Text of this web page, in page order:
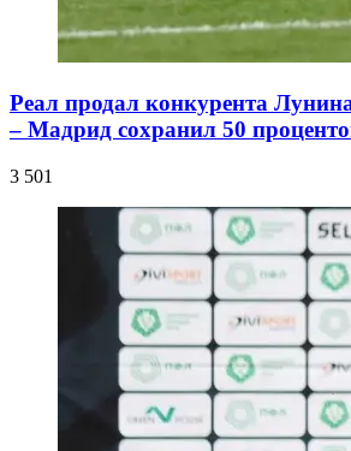
Реал продал конкурента
– Мадрид сохранил 50
3 501